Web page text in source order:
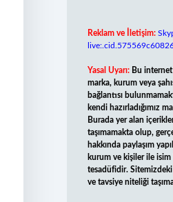
Reklam ve İletişim:
Yasal Uyarı: Bu
marka, kurum veya
bağlantısı
kendi hazırladığımız
Burada yer alan
taşımamakta olup,
hakkında paylaşım
kurum ve kişiler ile
tesadüfidir.
ve tavsiye niteliği